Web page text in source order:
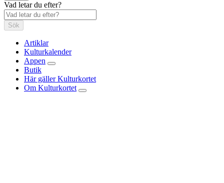
Vad letar du efter?
Sök
Artiklar
Kulturkalender
Appen
Butik
Här gäller Kulturkortet
Om Kulturkortet